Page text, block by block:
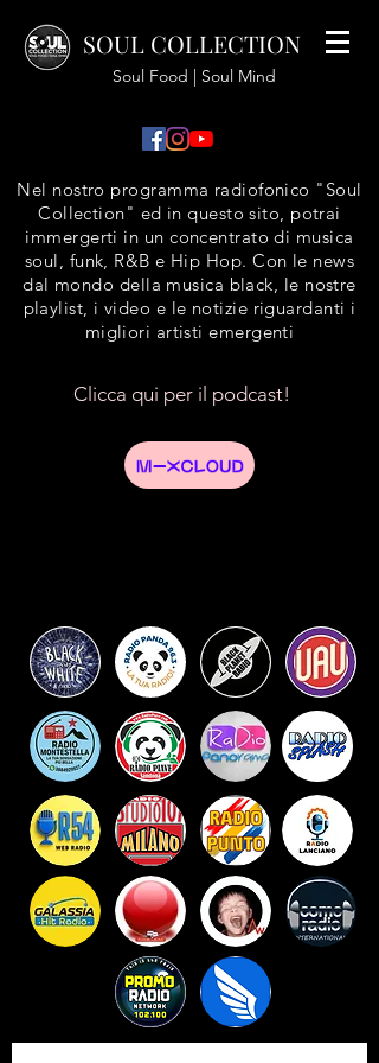
SOUL COLLECTION
Soul Food | Soul Mind
Nel nostro programma radiofonico "Soul
Collection" ed in questo sito, potrai
immergerti in un concentrato di musica
soul, funk, R&B e Hip Hop. Con le news
dal mondo della musica black, le nostre
playlist, i video e le notizie riguardanti i
migliori artisti emergenti
Clicca qui per il podcast!